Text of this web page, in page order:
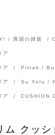
/ 異国の雑貨 /
ア
ア / Pitrak /
ア / Su Yolu /
ア / CUSHION
ム クッシ